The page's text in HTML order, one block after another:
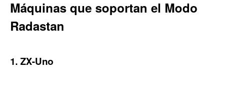
Máquinas que soportan el Modo
Radastan
1. ZX-Uno